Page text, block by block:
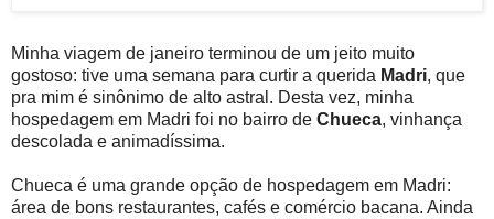
Minha viagem de janeiro terminou de um jeito muito
gostoso: tive uma semana para curtir a querida Madri, que
pra mim é sinônimo de alto astral. Desta vez, minha
hospedagem em Madri foi no bairro de Chueca, vinhança
descolada e animadíssima.
Chueca é uma grande opção de hospedagem em Madri:
área de bons restaurantes, cafés e comércio bacana. Ainda